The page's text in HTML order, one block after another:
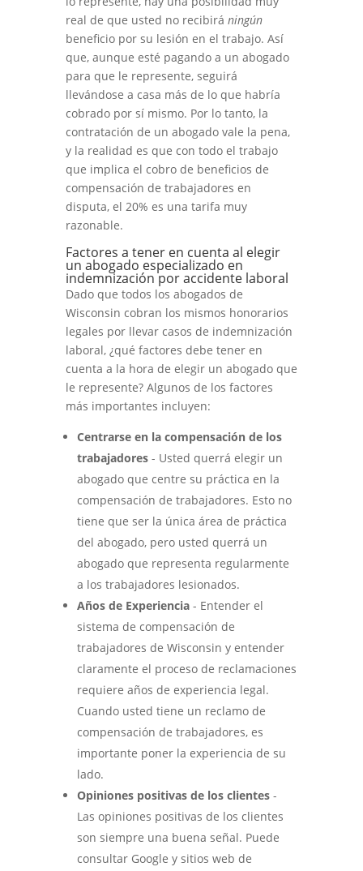
real de que usted no recibirá ningún
beneficio por su lesión en el trabajo. Así
que, aunque esté pagando a un abogado
para que le represente, seguirá
llevándose a casa más de lo que habría
cobrado por sí mismo. Por lo tanto, la
contratación de un abogado vale la pena,
y la realidad es que con todo el trabajo
que implica el cobro de beneficios de
compensación de trabajadores en
disputa, el 20% es una tarifa muy
razonable.
Factores a tener en cuenta al elegir
un abogado especializado en
indemnización por accidente laboral
Dado que todos los abogados de
Wisconsin cobran los mismos honorarios
legales por llevar casos de indemnización
laboral, ¿qué factores debe tener en
cuenta a la hora de elegir un abogado que
le represente? Algunos de los factores
más importantes incluyen:
Centrarse en la compensación de los
trabajadores- Usted querrá elegir un
abogado que centre su práctica en la
compensación de trabajadores. Esto no
tiene que ser la única área de práctica
del abogado, pero usted querrá un
abogado que representa regularmente
a los trabajadores lesionados.
Años de Experiencia- Entender el
sistema de compensación de
trabajadores de Wisconsin y entender
claramente el proceso de reclamaciones
requiere años de experiencia legal.
Cuando usted tiene un reclamo de
compensación de trabajadores, es
importante poner la experiencia de su
lado.
Opiniones positivas de los clientes-
Las opiniones positivas de los clientes
son siempre una buena señal. Puede
consultar Google y sitios web de